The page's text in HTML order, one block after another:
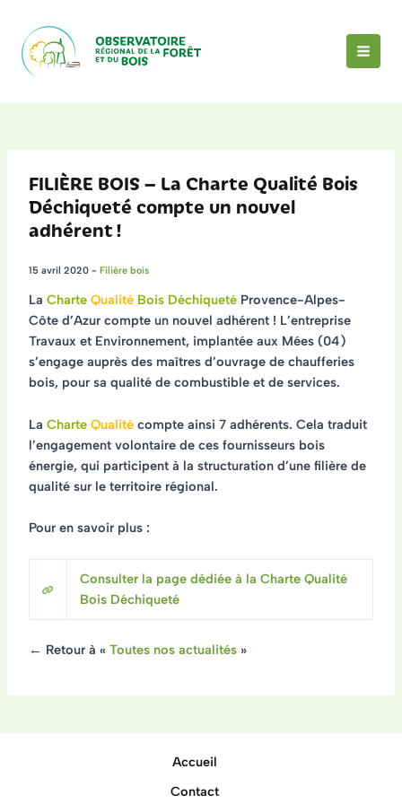
contenu
FILIÈRE BOIS – La Charte Qualité Bois
Déchiqueté compte un nouvel
adhérent !
15 avril 2020 - Filière bois
La Charte Qualité Bois DéchiquetéProvence-Alpes-
Côte d’Azur compte un nouvel adhérent! L’entreprise
Travaux et Environnement, implantée aux Mées (04)
s’engage auprès des maîtres d’ouvrage de chaufferies
bois, pour sa qualité de combustible et de services.
La Charte Qualité compte ainsi 7 adhérents. Cela traduit
l’engagement volontaire de ces fournisseurs bois
énergie, qui participent à la structuration d’une filière de
qualité sur le territoire régional.
Pour en savoir plus :
Consulter la page dédiée à la Charte Qualité
Bois Déchiqueté
← Retour à « Toutes nos actualités»
Accueil
Contact